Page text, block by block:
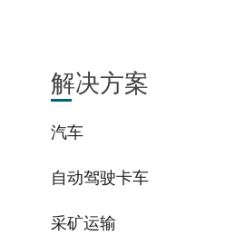
解决方案
汽车
自动驾驶卡车
采矿运输